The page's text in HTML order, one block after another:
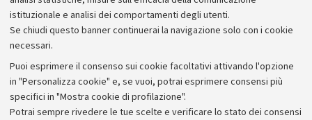
istituzionale e analisi dei comportamenti degli utenti.
Se chiudi questo banner continuerai la navigazione solo con i cookie
necessari.
Puoi esprimere il consenso sui cookie facoltativi attivando l'opzione
in "Personalizza cookie" e, se vuoi, potrai esprimere consensi più
specifici in "Mostra cookie di profilazione".
Potrai sempre rivedere le tue scelte e verificare lo stato dei consensi
Archivio
Comunicati stampa
Redazione